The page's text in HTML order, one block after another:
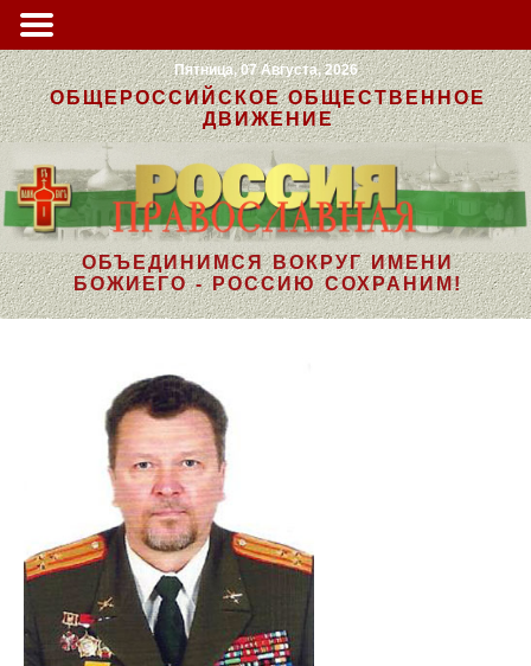
Пятница, 07 Августа, 2026
ОБЩЕРОССИЙСКОЕ ОБЩЕСТВЕННОЕ
ДВИЖЕНИЕ
ОБЪЕДИНИМСЯ ВОКРУГ ИМЕНИ
БОЖИЕГО - РОССИЮ СОХРАНИМ!